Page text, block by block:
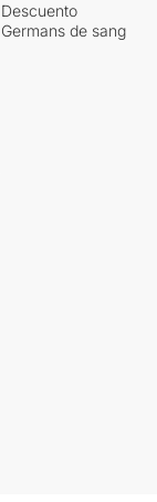
Descuento
Germans de sang